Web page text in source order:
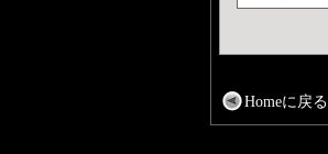
Homeに戻る